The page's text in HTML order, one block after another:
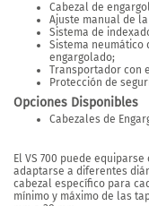
Cabezal de
Ajuste manual de
Sistema de
Sistema neumático
engargolado;
Transportador con
Protección de
Opciones Disponibles
Cabezales de
El VS 700 puede
adaptarse a diferentes
cabezal específico para
mínimo y máximo de las